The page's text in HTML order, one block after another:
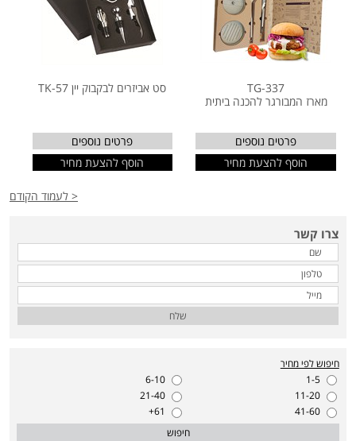
TG-337
מארז המבורגר להכנה ביתית
פרטים נוספים
הוסף להצעת מחיר
סט אביזרים לבקבוק יין TK-57
פרטים נוספים
הוסף להצעת מחיר
< לעמוד הקודם
צרו קשר
שלח
חיפוש לפי מחיר
1-5
6-10
11-20
21-40
41-60
61+
חיפוש